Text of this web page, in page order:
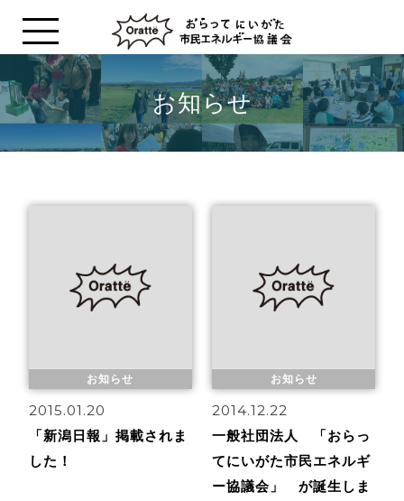
お知らせ
お知らせ
2015.01.20
「新潟日報」掲載されま
した！
お知らせ
2014.12.22
一般社団法人 「おらっ
てにいがた市民エネルギ
ー協議会」 が誕生しま